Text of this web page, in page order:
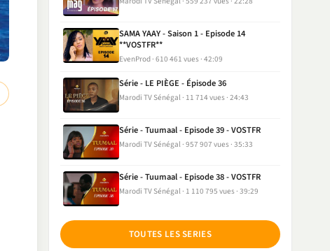
SAMA YAAY - Saison 1 - Episode 14
**VOSTFR**
EvenProd 610 461 vues 42:09
Série - LE PIÈGE - Épisode 36
Marodi TV Sénégal 11 714 vues 24:43
Série - Tuumaal - Episode 39 - VOSTFR
Marodi TV Sénégal 957 907 vues 35:33
Série - Tuumaal - Episode 38 - VOSTFR
Marodi TV Sénégal 1 110 795 vues 39:29
TOUTES LES SERIES